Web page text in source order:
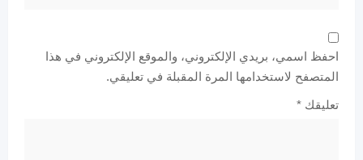
احفظ اسمي، بريدي الإلكتروني، والموقع الإلكتروني في هذا
المتصفح لاستخدامها المرة المقبلة في تعليقي.
تعليقك *